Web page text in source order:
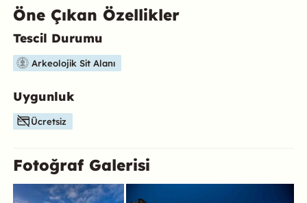
Öne Çıkan Özellikler
Bu mekanın öne çıkan özelliklerini aşağıda bulabilirsiniz.
Tescil Durumu
Arkeolojik Sit Alanı
Uygunluk
Ücretsiz
Fotoğraf Galerisi